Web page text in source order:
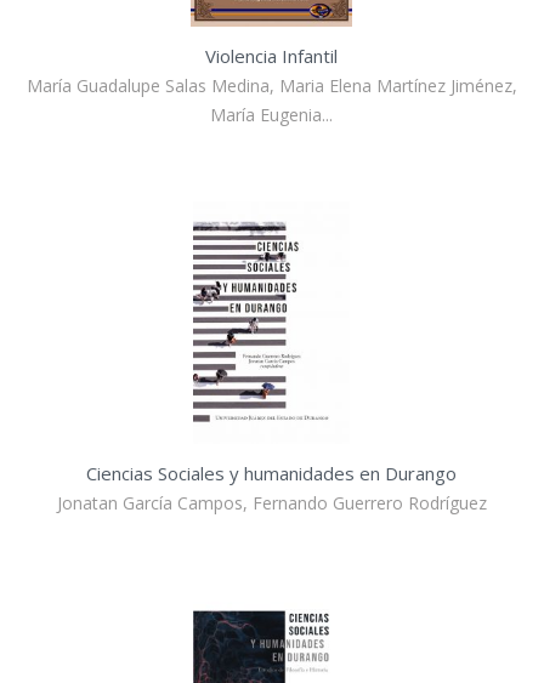
Violencia Infantil
María Guadalupe Salas Medina, Maria Elena Martínez Jiménez,
María Eugenia...
Ciencias Sociales y humanidades en Durango
Jonatan García Campos, Fernando Guerrero Rodríguez